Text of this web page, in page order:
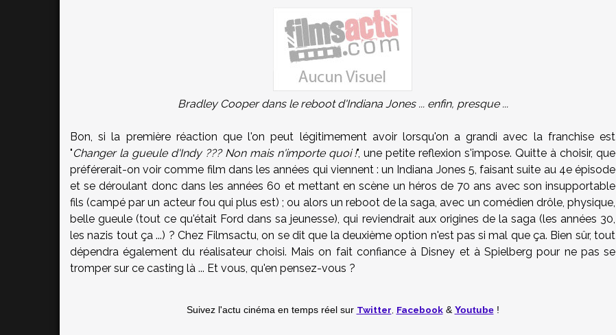
Bradley Cooper dans le reboot d'Indiana Jones ... enfin, presque ...
Bon, si la première réaction que l'on peut légitimement avoir lorsqu'on a grandi avec la franchise est
"Changer la gueule d'Indy ??? Non mais n'importe quoi !", une petite reflexion s'impose. Quitte à choisir, que
préférerait-on voir comme film dans les années qui viennent : un Indiana Jones 5, faisant suite au 4e épisode
et se déroulant donc dans les années 60 et mettant en scène un héros de 70 ans avec son insupportable
fils (campé par un acteur fou qui plus est) ; ou alors un reboot de la saga, avec un comédien drôle, physique,
belle gueule (tout ce qu'était Ford dans sa jeunesse), qui reviendrait aux origines de la saga (les années 30,
les nazis tout ça ...) ? Chez Filmsactu, on se dit que la deuxième option n'est pas si mal que ça. Bien sûr, tout
dépendra également du réalisateur choisi. Mais on fait confiance à Disney et à Spielberg pour ne pas se
tromper sur ce casting là ... Et vous, qu'en pensez-vous ?
Suivez l'actu cinéma en temps réel sur Twitter Facebook& Youtube!